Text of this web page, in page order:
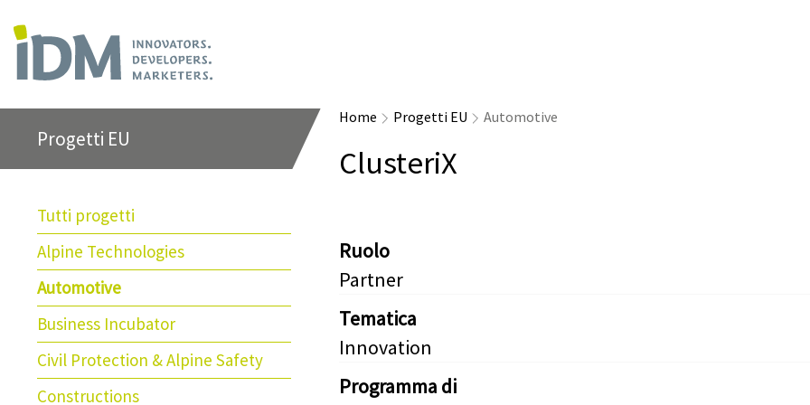
Progetti EU
Tutti progetti
Alpine Technologies
Automotive
Business Incubator
Civil Protection & Alpine Safety
Constructions
Home Progetti EU Automotive
ClusteriX
Ruolo
Partner
Tematica
Innovation
Programma di